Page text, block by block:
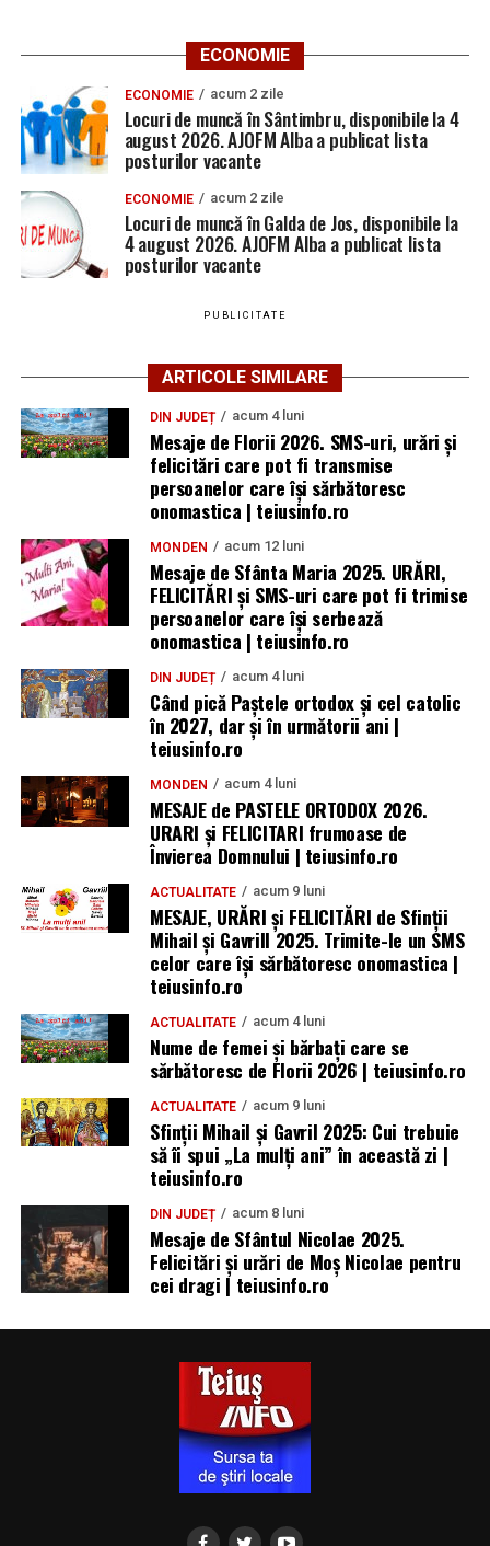
ECONOMIE
ECONOMIE acum 2 zile
Locuri de muncă în Sântimbru, disponibile la 4
august 2026. AJOFM Alba a publicat lista
posturilor vacante
ECONOMIE acum 2 zile
Locuri de muncă în Galda de Jos, disponibile la
4 august 2026. AJOFM Alba a publicat lista
posturilor vacante
PUBLICITATE
ARTICOLE SIMILARE
DIN JUDEȚ acum 4 luni
Mesaje de Florii 2026. SMS-uri, urări și
felicitări care pot fi transmise
persoanelor care îşi sărbătoresc
onomastica | teiusinfo.ro
MONDEN acum 12 luni
Mesaje de Sfânta Maria 2025. URĂRI,
FELICITĂRI și SMS-uri care pot fi trimise
persoanelor care își serbează
onomastica | teiusinfo.ro
DIN JUDEȚ acum 4 luni
Când pică Paștele ortodox și cel catolic
în 2027, dar și în următorii ani |
teiusinfo.ro
MONDEN acum 4 luni
MESAJE de PASTELE ORTODOX 2026.
URARI și FELICITARI frumoase de
Învierea Domnului | teiusinfo.ro
ACTUALITATE acum 9 luni
MESAJE, URĂRI și FELICITĂRI de Sfinții
Mihail și Gavrill 2025. Trimite-le un SMS
celor care își sărbătoresc onomastica |
teiusinfo.ro
ACTUALITATE acum 4 luni
Nume de femei și bărbați care se
sărbătoresc de Florii 2026 | teiusinfo.ro
ACTUALITATE acum 9 luni
Sfinții Mihail și Gavril 2025: Cui trebuie
să îi spui „La mulţi ani” în această zi |
teiusinfo.ro
DIN JUDEȚ acum 8 luni
Mesaje de Sfântul Nicolae 2025.
Felicitări și urări de Moș Nicolae pentru
cei dragi | teiusinfo.ro